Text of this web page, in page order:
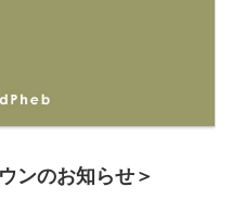
ンのお知らせ＞